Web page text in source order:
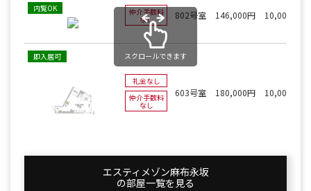
内覧OK 仲介手数料
なし 802号室 146,000円 10,000円
即入居可
礼金なし
仲介手数料
なし
603号室 180,000円 10,000円
スクロールできます
エスティメゾン麻布永坂
の部屋一覧を⾒る